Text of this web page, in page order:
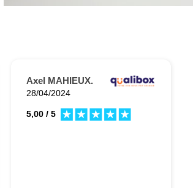
Axel MAHIEUX.
28/04/2024
5,00 / 5